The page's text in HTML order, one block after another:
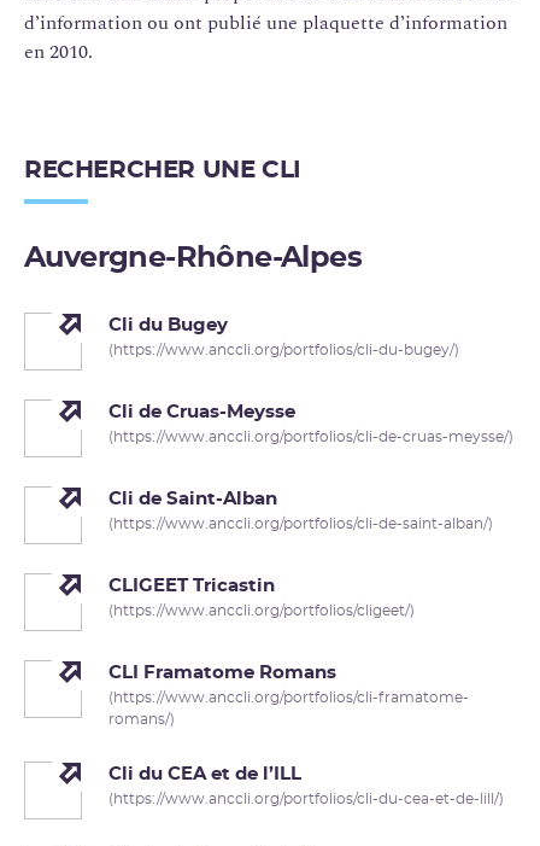
d’information ou ont publié une plaquette d’information
en 2010.
RECHERCHER UNE CLI
Auvergne-Rhône-Alpes
Cli du Bugey
(https://www.anccli.org/portfolios/cli-du-bugey/)
Cli de Cruas-Meysse
(https://www.anccli.org/portfolios/cli-de-cruas-meysse/)
Cli de Saint-Alban
(https://www.anccli.org/portfolios/cli-de-saint-alban/)
CLIGEET Tricastin
(https://www.anccli.org/portfolios/cligeet/)
CLI Framatome Romans
(https://www.anccli.org/portfolios/cli-framatome-
romans/)
Cli du CEA et de l’ILL
(https://www.anccli.org/portfolios/cli-du-cea-et-de-lill/)